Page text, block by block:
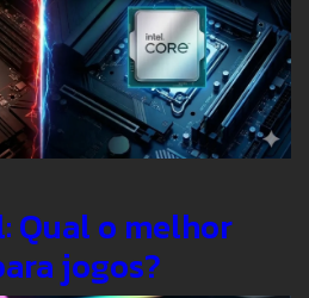
Qual o melhor
jogos?